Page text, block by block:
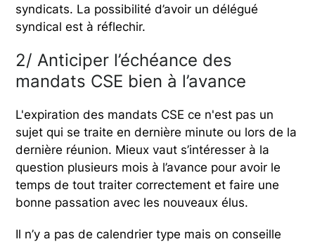
syndicats. La possibilité d’avoir un délégué
syndical est à réflechir.
2/ Anticiper l’échéance des
mandats CSE bien à l’avance
L'expiration des mandats CSE ce n'est pas un
sujet qui se traite en dernière minute ou lors de la
dernière réunion. Mieux vaut s’intéresser à la
question plusieurs mois à l’avance pour avoir le
temps de tout traiter correctement et faire une
bonne passation avec les nouveaux élus.
Il n’y a pas de calendrier type mais on conseille